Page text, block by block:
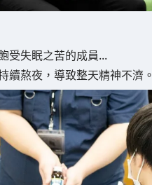
受失眠之苦的成員...
續熬夜，導致整天精神不濟。